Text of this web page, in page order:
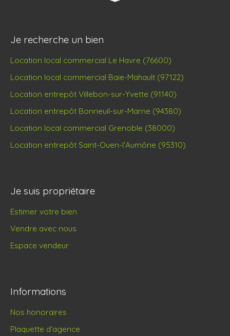
Je recherche un bien
Location local commercial Le Havre (76600)
Location local commercial Baie-Mahault (97122)
Location entrepôt Villebon-sur-Yvette (91140)
Location entrepôt Bonneuil-sur-Marne (94380)
Location local commercial Grenoble (38000)
Location entrepôt Saint-Ouen-l'Aumône (95310)
Je suis propriétaire
Estimer votre bien
Vendre avec nous
Espace vendeur
Informations
Nos honoraires
Plaquette d'agence